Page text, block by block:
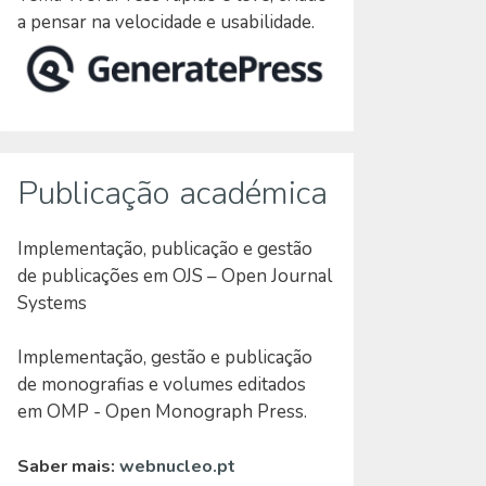
a pensar na velocidade e usabilidade.
Publicação académica
Implementação, publicação e gestão
de publicações em OJS – Open Journal
Systems
Implementação, gestão e publicação
de monografias e volumes editados
em OMP - Open Monograph Press.
Saber mais: webnucleo.pt